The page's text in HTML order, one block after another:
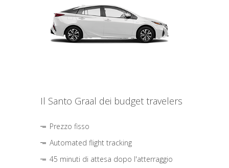
Il Santo Graal dei budget travelers
Prezzo fisso
Automated flight tracking
45 minuti di attesa dopo l'atterraggio